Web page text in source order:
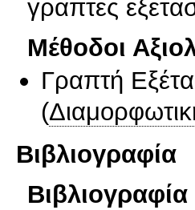
γραπτες
Μέθοδοι
Γραπτή
(
Βιβλιογραφία